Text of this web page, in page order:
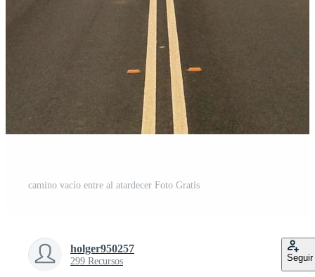
camino vacío entre al atardecer Foto Gratis
holger950257
299 Recursos Seguir